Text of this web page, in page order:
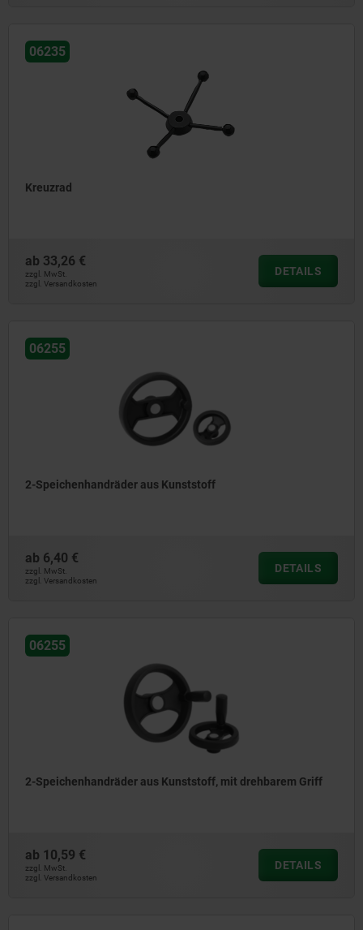
06235
Kreuzrad
ab 33,26 €
zzgl. MwSt.
zzgl. Versandkosten
DETAILS
06255
2-Speichenhandräder aus Kunststoff
ab 6,40 €
zzgl. MwSt.
zzgl. Versandkosten
DETAILS
06255
2-Speichenhandräder aus Kunststoff, mit drehbarem Griff
ab 10,59 €
zzgl. MwSt.
zzgl. Versandkosten
DETAILS